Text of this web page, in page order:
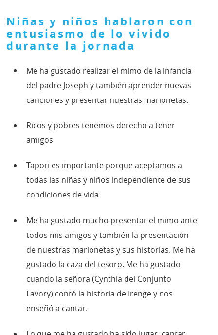
Niñas y niños hablaron con
entusiasmo de lo vivido
durante la jornada
Me ha gustado realizar el mimo de la infancia
del padre Joseph y también aprender nuevas
canciones y presentar nuestras marionetas.
Ricos y pobres tenemos derecho a tener
amigos.
Tapori es importante porque aceptamos a
todas las niñas y niños independiente de sus
condiciones de vida.
Me ha gustado mucho presentar el mimo ante
todos mis amigos y también la presentación
de nuestras marionetas y sus historias. Me ha
gustado la caza del tesoro. Me ha gustado
cuando la señora (Cynthia del Conjunto
Favory) contó la historia de Irenge y nos
enseñó a cantar.